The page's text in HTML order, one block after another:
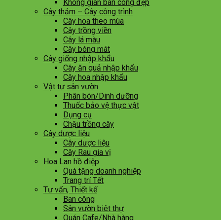
Không gian ban công đẹp
Cây thảm – Cây công trình
Cây hoa theo mùa
Cây trồng viền
Cây lá màu
Cây bóng mát
Cây giống nhập khẩu
Cây ăn quả nhập khẩu
Cây hoa nhập khẩu
Vật tư sân vườn
Phân bón/Dinh dưỡng
Thuốc bảo vệ thực vật
Dụng cụ
Chậu trồng cây
Cây dược liệu
Cây dược liệu
Cây Rau gia vị
Hoa Lan hồ điệp
Quà tặng doanh nghiệp
Trang trí Tết
Tư vấn, Thiết kế
Ban công
Sân vườn biêt thự
Quán Cafe/Nhà hàng